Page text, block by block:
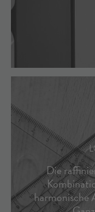
Die
harmonische